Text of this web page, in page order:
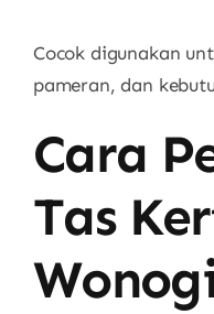
Cocok digunakan
pameran, dan
Cara
Tas